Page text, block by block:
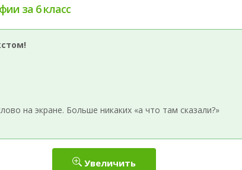
за 6 класс
на экране. Больше никаких «а что там сказали?»
Увеличить